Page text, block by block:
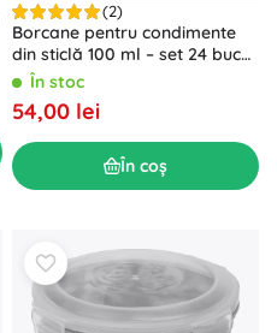
(2)
Borcane pentru condimente
din sticlă 100 ml – set 24 buc
cu 90 etichete
În stoc
54,00 lei
În coș